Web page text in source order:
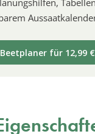
für 12,99